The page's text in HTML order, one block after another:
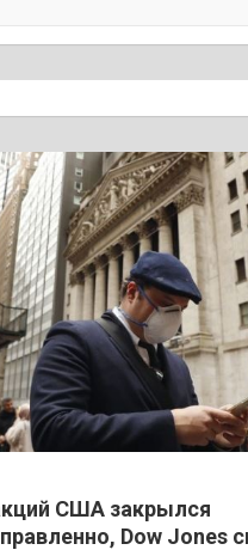
США закрылся
Dow Jones